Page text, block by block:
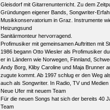
Gleisdorf mit Gitarrenunterricht. Zu dem
Gründungen eigener Bands, Songwriter-
Musikkonservatorium in Graz. Instrumente
Heizungsund
Sanitärmonteur hervorragend.
Profimusiker mit gemeinsamen Auftritten mit
1986 begann Otto Wiesler als Profimusiker
er in Ländern wie Norwegen, Finnland,
Andy Borg, Kliby Caroline und Maja Brunner
zugute kommt. Ab 1997 schlug er den Weg
auch als Songwriter. In Radio, TV und
Neue Ufer mit neuem Team
Für die neuen Songs hat sich der bereits 40
Team